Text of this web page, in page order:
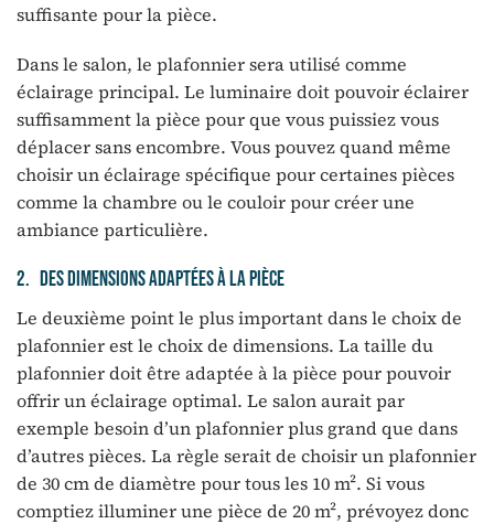
suffisante pour la pièce.
Dans le salon, le plafonnier sera utilisé comme
éclairage principal. Le luminaire doit pouvoir éclairer
suffisamment la pièce pour que vous puissiez vous
déplacer sans encombre. Vous pouvez quand même
choisir un éclairage spécifique pour certaines pièces
comme la chambre ou le couloir pour créer une
ambiance particulière.
2. Des dimensions adaptées à la pièce
Le deuxième point le plus important dans le choix de
plafonnier est le choix de dimensions. La taille du
plafonnier doit être adaptée à la pièce pour pouvoir
offrir un éclairage optimal. Le salon aurait par
exemple besoin d’un plafonnier plus grand que dans
d’autres pièces. La règle serait de choisir un plafonnier
de 30 cm de diamètre pour tous les 10 m². Si vous
comptiez illuminer une pièce de 20 m², prévoyez donc